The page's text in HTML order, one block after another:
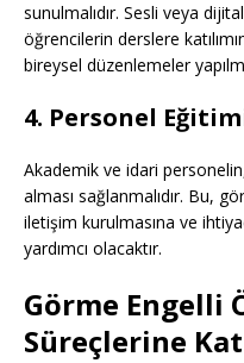
sunulmalıdır. Sesli veya
öğrencilerin derslere
bireysel düzenlemeler
4. Personel
Akademik ve idari
alması sağlanmalıdır. Bu,
iletişim kurulmasına ve
yardımcı olacaktır.
Görme Engelli
Süreçlerine